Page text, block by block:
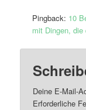
Pingback: 10
mit Dingen,
Deine E-Mail-
Erforderliche